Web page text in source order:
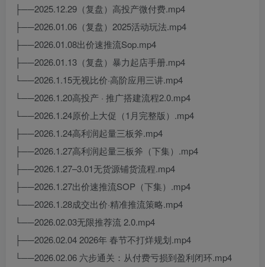
├──2025.12.29（复盘）高投产微付费.mp4
├──2026.01.06（复盘）2025活动玩法.mp4
├──2026.01.08出价速推流Sop.mp4
├──2026.01.13（复盘）暴力起店手册.mp4
└──2026.1.15无视比价·高阶应用三讲.mp4
└──2026.1.20高投产 · 推广搭建流程2.0.mp4
└──2026.1.24原价上大促（1月完整版）.mp4
├──2026.1.24高利润起量三板斧.mp4
├──2026.1.27高利润起量三板斧（下集）.mp4
├──2026.1.27–3.01无货源铺货流程.mp4
├──2026.1.27出价速推流SOP（下集）.mp4
└──2026.1.28成交出价·精准推流策略.mp4
└──2026.02.03无限推荐流 2.0.mp4
├──2026.02.04 2026年 春节不打烊规划.mp4
└──2026.02.06 六步通关：从付费亏损到盈利闭环.mp4